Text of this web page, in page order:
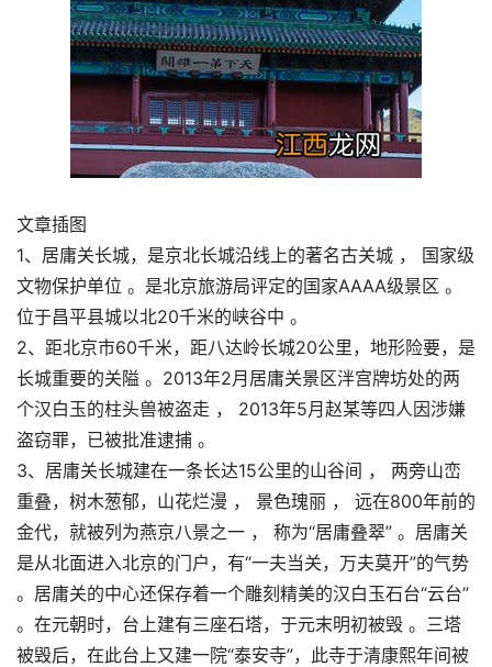
文章插图
1、居庸关长城，是京北长城沿线上的著名古关城 ， 国家级
文物保护单位 。是北京旅游局评定的国家AAAA级景区 。
位于昌平县城以北20千米的峡谷中 。
2、距北京市60千米，距八达岭长城20公里，地形险要，是
长城重要的关隘 。2013年2月居庸关景区泮宫牌坊处的两
个汉白玉的柱头兽被盗走 ， 2013年5月赵某等四人因涉嫌
盗窃罪，已被批准逮捕 。
3、居庸关长城建在一条长达15公里的山谷间 ， 两旁山峦
重叠，树木葱郁，山花烂漫 ， 景色瑰丽 ， 远在800年前的
金代，就被列为燕京八景之一 ， 称为“居庸叠翠” 。居庸关
是从北面进入北京的门户，有“一夫当关，万夫莫开”的气势
。居庸关的中心还保存着一个雕刻精美的汉白玉石台“云台”
。在元朝时，台上建有三座石塔，于元末明初被毁 。三塔
被毁后，在此台上又建一院“泰安寺”，此寺于清康熙年间被